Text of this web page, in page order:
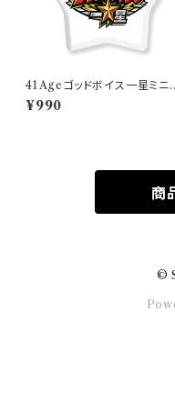
41Ageゴッドボイス一星ミニ
クキー
¥990
商
©